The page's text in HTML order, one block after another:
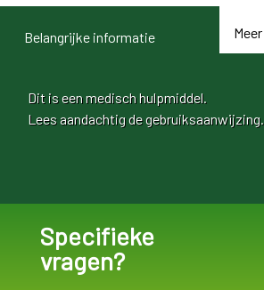
Meer
Belangrijke informatie
Dit is een medisch hulpmiddel.
Lees aandachtig de gebruiksaanwijzing.
Specifieke
vragen?